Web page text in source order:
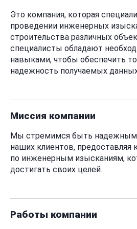
Это компания, которая
проведении инженерных
строительства различных
специалисты обладают
навыками, чтобы обеспечить
надежность получаемых
Миссия компании
Мы стремимся быть надежным
наших клиентов, предоставляя
по инженерным изысканиям,
достигать своих целей.
Работы компании
Контент— изображения,
видеоматериалы, а также
авторских и (или) смежных прав,
являющиеся таковыми
любого характера.
Passport Digital— единая
Сайта или в иных
Администрации Сайта.
Личный кабинет—
которому Пользователь
прохождения регистрации и/
Сайте. Личный кабинет
персональных данных
Добавить компанию
Отправить техническое
Вопросы по проекту